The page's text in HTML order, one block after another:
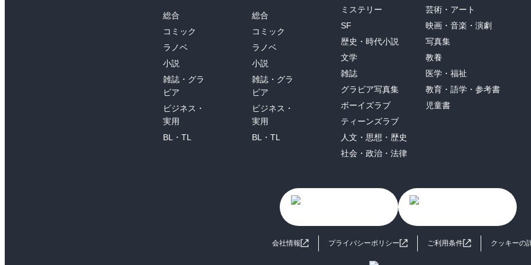
総合
コミック
ラノベ
小説
雑誌・グラ
ビア
ビジネス・
実用
BL・TL
総合
コミック
ラノベ
小説
雑誌・グラ
ビア
ビジネス・
実用
BL・TL
ミステリー
SF
歴史・時代小説
文学
雑誌
グラビア写真集
ボーイズラブ
ティーンズラブ
人文・思想・歴史
社会・政治・法律
芸術・アート
映画・音楽・演劇
写真集
教養
医学・福祉
教育・語学・参考書
児童書
会社情報 プライバシーポリシー ご利用条件 クッキーの